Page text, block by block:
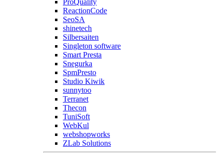
ReactionCode
SeoSA
shinetech
Silbersaiten
Singleton software
Smart Presta
Snegurka
SpmPresto
Studio Kiwik
sunnytoo
Terranet
Thecon
TuniSoft
WebKul
webshopworks
ZLab Solutions